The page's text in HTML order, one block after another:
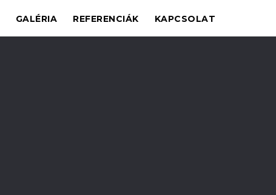
GALÉRIA REFERENCIÁK KAPCSOLAT